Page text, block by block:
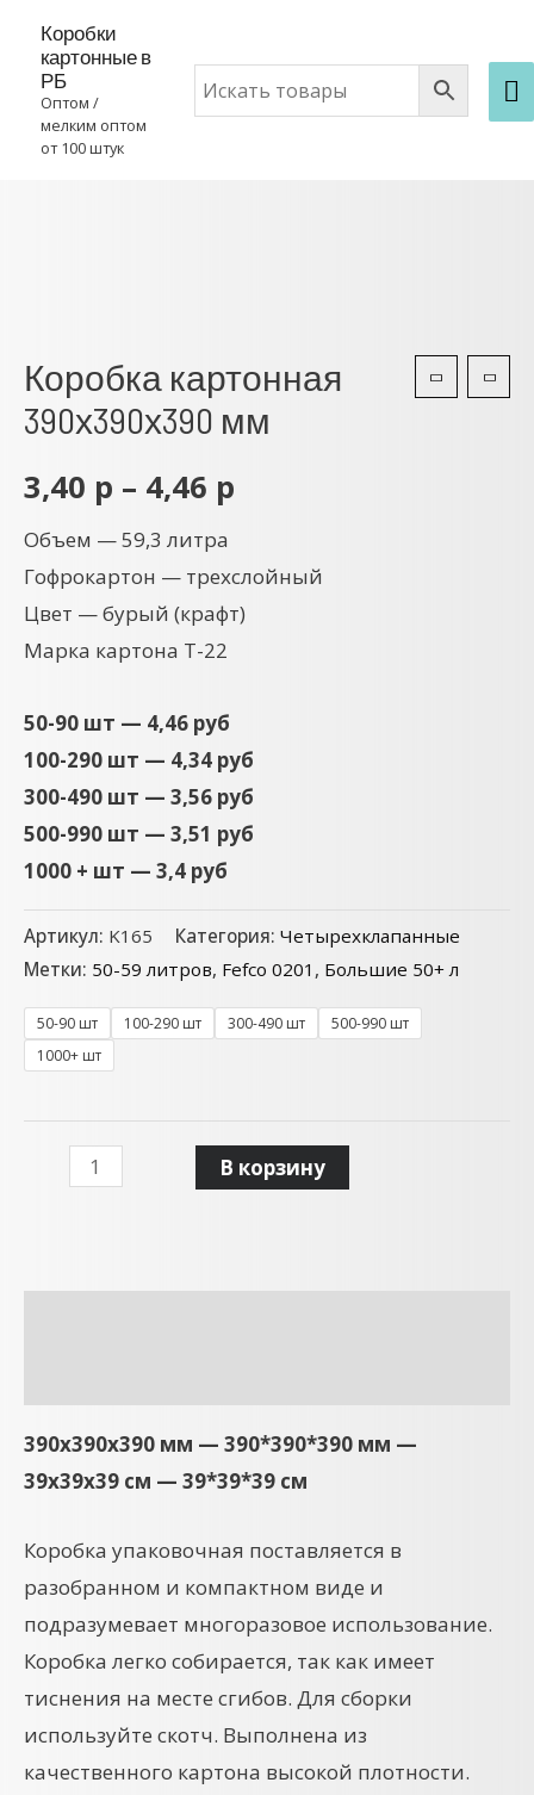
Коробки
картонные в
РБ
Оптом /
мелким оптом
от 100 штук
Коробка картонная
390х390х390 мм
3,40 р – 4,46 р
Объем — 59,3 литра
Гофрокартон — трехслойный
Цвет — бурый (крафт)
Марка картона Т-22
50-90 шт — 4,46 руб
100-290 шт — 4,34 руб
300-490 шт — 3,56 руб
500-990 шт — 3,51 руб
1000 + шт — 3,4 руб
Артикул: K165 Категория: Четырехклапанные
Метки: 50-59 литров, Fefco 0201 , Большие 50+ л
50-90 шт 100-290 шт 300-490 шт
500-990 шт
1000+ шт
В корзину
390x390x390 мм — 390*390*390 мм —
39х39х39 см — 39*39*39 см
Коробка упаковочная поставляется в
разобранном и компактном виде и
подразумевает многоразовое использование.
Коробка легко собирается, так как имеет
тиснения на месте сгибов. Для сборки
используйте скотч. Выполнена из
качественного картона высокой плотности.